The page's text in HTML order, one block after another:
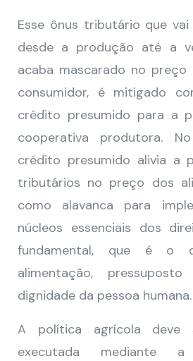
Esse ônus tributário que
desde a produção até a
acaba mascarado no
consumidor, é mitigado
crédito presumido para a
cooperativa produtora.
crédito presumido alivia a
tributários no preço dos
como alavanca para
núcleos essenciais dos
fundamental, que é o
alimentação,
dignidade da pessoa humana.
A política agrícola deve
executada mediante